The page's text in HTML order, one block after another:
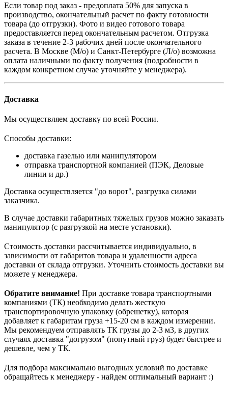
Если товар под заказ - предоплата 50% для запуска в
производство, окончательный расчет по факту готовности
товара (до отгрузки). Фото и видео готового товара
предоставляется перед окончательным расчетом. Отгрузка
заказа в течение 2-3 рабочих дней после окончательного
расчета. В Москве (М/о) и Санкт-Петербурге (Л/о) возможна
оплата наличными по факту получения (подробности в
каждом конкретном случае уточняйте у менеджера).
Доставка
Мы осуществляем доставку по всей России.
Способы доставки:
доставка газелью или манипулятором
отправка транспортной компанией (ПЭК, Деловые
линии и др.)
Доставка осуществляется "до ворот", разгрузка силами
заказчика.
В случае доставки габаритных тяжелых грузов можно заказать
манипулятор (с разгрузкой на месте установки).
Стоимость доставки рассчитывается индивидуально, в
зависимости от габаритов товара и удаленности адреса
доставки от склада отгрузки. Уточнить стоимость доставки вы
можете у менеджера.
Обратите внимание! При доставке товара транспортными
компаниями (ТК) необходимо делать жесткую
транспортировочную упаковку (обрешетку), которая
добавляет к габаритам груза +15-20 см в каждом измерении.
Мы рекомендуем отправлять ТК грузы до 2-3 м3, в других
случаях доставка "догрузом" (попутный груз) будет быстрее и
дешевле, чем у ТК.
Для подбора максимально выгодных условий по доставке
обращайтесь к менеджеру - найдем оптимальный вариант :)